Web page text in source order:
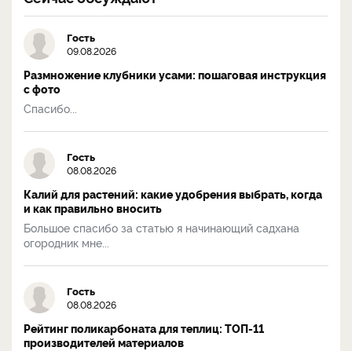
Гость
09.08.2026
Размножение клубники усами: пошаговая инструкция
с фото
Спасибо...
Гость
08.08.2026
Калий для растений: какие удобрения выбрать, когда
и как правильно вносить
Большое спасибо за статью я начинающий садхана
огородник мне...
Гость
08.08.2026
Рейтинг поликарбоната для теплиц: ТОП-11
производителей материалов